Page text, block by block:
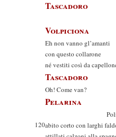
Tascadoro
Sentite
Volpiciona
Eh non vanno gl’amanti
con questo collarone
né vestiti così da
Tascadoro
Oh! Come van?
Pelarina
Politi nel
120abito corto con larghi